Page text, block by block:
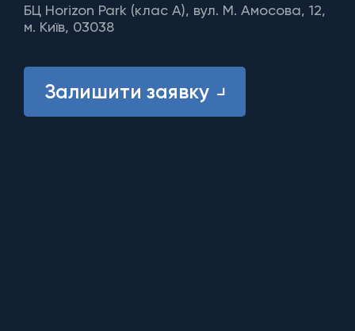
БЦ Horizon Park (клас A), вул. М. Амосова, 12,
м. Київ, 03038
Залишити заявку